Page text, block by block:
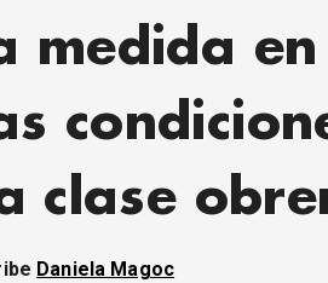
medida en
clase
Daniela Magoc